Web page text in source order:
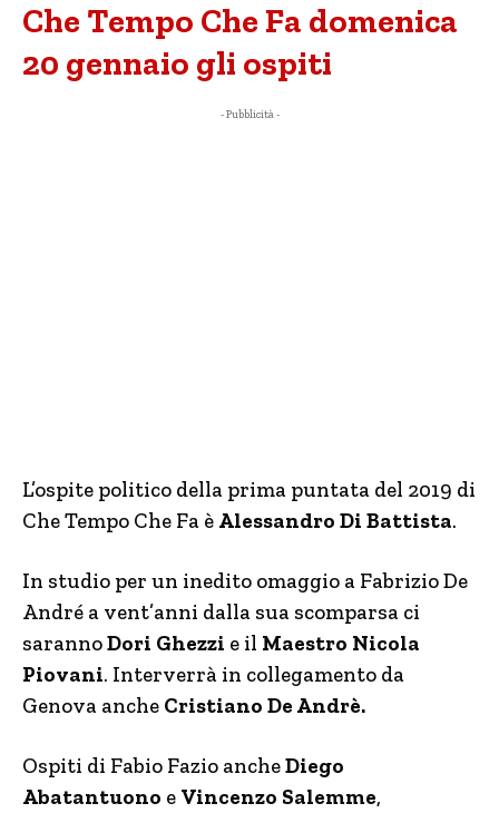
Che Tempo Che Fa domenica
20 gennaio gli ospiti
- Pubblicità -
L’ospite politico della prima puntata del 2019 di
Che Tempo Che Fa è Alessandro Di Battista.
In studio per un inedito omaggio a Fabrizio De
André a vent’anni dalla sua scomparsa ci
sarannoDori Ghezzi e il Maestro Nicola
Piovani. Interverrà in collegamento da
Genova anche Cristiano De Andrè.
Ospiti di Fabio Fazio ancheDiego
Abatantuono e Vincenzo Salemme,